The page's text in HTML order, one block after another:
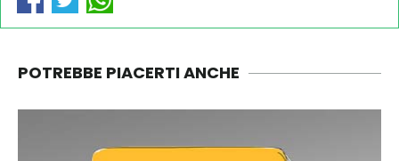
POTREBBE PIACERTI ANCHE